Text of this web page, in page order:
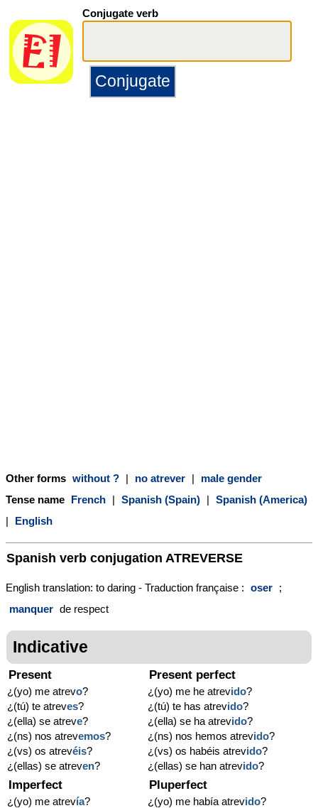
Conjugate verb
Other forms without ? | no atrever |
male gender
Tense name French | Spanish (Spain) | Spanish (America)
|
English
Spanish verb conjugation ATREVERSE
English translation: to daring - Traduction française : oser ;
manquer de respect
Indicative
Present
¿(yo) me atrevo?
¿(tú) te atreves?
¿(ella) se atreve?
¿(ns) nos atrevemos?
¿(vs) os atrevéis?
¿(ellas) se atreven?
Present perfect
¿(yo) me he atrevido?
¿(tú) te has atrevido?
¿(ella) se ha atrevido?
¿(ns) nos hemos atrevido?
¿(vs) os habéis atrevido?
¿(ellas) se han atrevido?
Imperfect
¿(yo) me atrevía?
Pluperfect
¿(yo) me había atrevido?